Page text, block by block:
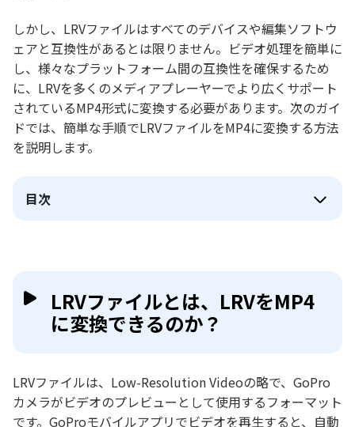
しかし、LRVファイルはすべてのデバイスや編集ソフトウ
ェアと互換性があるとは限りません。ビデオ処理を簡単に
し、様々なプラットフォーム間の互換性を確保するため
に、LRVを多くのメディアプレーヤーでより広くサポート
されているMP4形式に変換する必要があります。次のガイ
ドでは、簡単な手順でLRVファイルをMP4に変換する方法
を説明します。
目次
LRVファイルとは、LRVをMP4
に変換できるのか？
LRVファイルは、Low-Resolution Videoの略で、GoPro
カメラがビデオのプレビューとして使用するフォーマット
です。GoProモバイルアプリでビデオを再生すると、自動